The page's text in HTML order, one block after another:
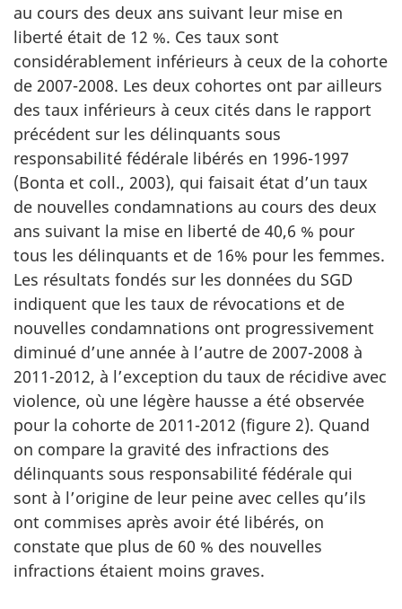
au cours des deux ans suivant leur mise en
liberté était de 12 %. Ces taux sont
considérablement inférieurs à ceux de la cohorte
de 2007-2008. Les deux cohortes ont par ailleurs
des taux inférieurs à ceux cités dans le rapport
précédent sur les délinquants sous
responsabilité fédérale libérés en 1996-1997
(Bonta et coll., 2003), qui faisait état d’un taux
de nouvelles condamnations au cours des deux
ans suivant la mise en liberté de 40,6 % pour
tous les délinquants et de 16% pour les femmes.
Les résultats fondés sur les données du SGD
indiquent que les taux de révocations et de
nouvelles condamnations ont progressivement
diminué d’une année à l’autre de 2007-2008 à
2011-2012, à l’exception du taux de récidive avec
violence, où une légère hausse a été observée
pour la cohorte de 2011-2012 (figure 2). Quand
on compare la gravité des infractions des
délinquants sous responsabilité fédérale qui
sont à l’origine de leur peine avec celles qu’ils
ont commises après avoir été libérés, on
constate que plus de 60 % des nouvelles
infractions étaient moins graves.